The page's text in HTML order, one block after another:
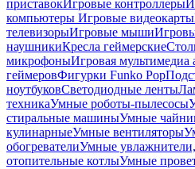
приставокИгровые контроллеры
компьютеры Игровые видеокарты
телевизорыИгровые мыши
наушникиКресла геймерские
микрофоныИгровая мультимедиа
геймеровФигурки Funko Pop
ноутбуковСветодиодные ленты
техникаУмные роботы-пылесосы
стиральные машиныУмные
кулинарныеУмные вентиляторы
обогревателиУмные увлажнители,
отопительные котлыУмные